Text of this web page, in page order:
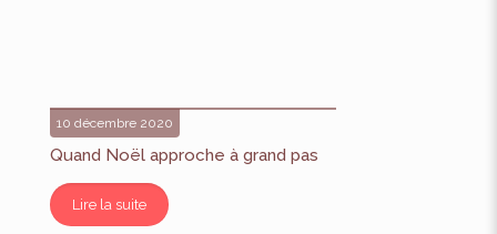
10 décembre 2020
Quand Noël approche à grand pas
Lire la suite